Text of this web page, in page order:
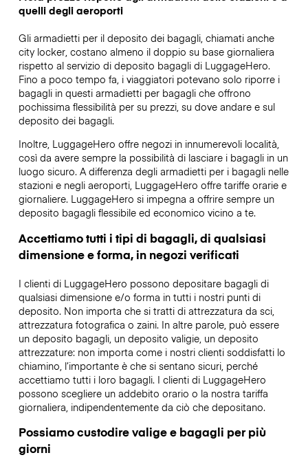
quelli degli aeroporti
Gli armadietti per il deposito dei bagagli, chiamati anche
city locker, costano almeno il doppio su base giornaliera
rispetto al servizio di deposito bagagli di LuggageHero.
Fino a poco tempo fa, i viaggiatori potevano solo riporre i
bagagli in questi armadietti per bagagli che offrono
pochissima flessibilità per su prezzi, su dove andare e sul
deposito dei bagagli.
Inoltre, LuggageHero offre negozi in innumerevoli località,
così da avere sempre la possibilità di lasciare i bagagli in un
luogo sicuro. A differenza degli armadietti per i bagagli nelle
stazioni e negli aeroporti, LuggageHero offre tariffe orarie e
giornaliere. LuggageHero si impegna a offrire sempre un
deposito bagagli flessibile ed economico vicino a te.
Accettiamo tutti i tipi di bagagli, di qualsiasi
dimensione e forma, in negozi verificati
I clienti di LuggageHero possono depositare bagagli di
qualsiasi dimensione e/o forma in tutti i nostri punti di
deposito. Non importa che si tratti di attrezzatura da sci,
attrezzatura fotografica o zaini. In altre parole, può essere
un deposito bagagli, un deposito valigie, un deposito
attrezzature: non importa come i nostri clienti soddisfatti lo
chiamino, l’importante è che si sentano sicuri, perché
accettiamo tutti i loro bagagli. I clienti di LuggageHero
possono scegliere un addebito orario o la nostra tariffa
giornaliera, indipendentemente da ciò che depositano.
Possiamo custodire valige e bagagli per più
giorni